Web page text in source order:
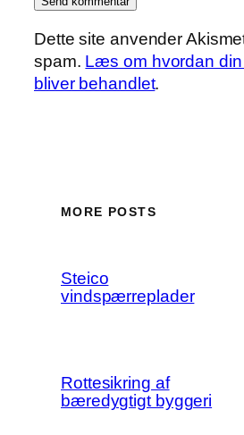
Dette site anvender
spam. Læs om hvordan
bliver behandlet.
MORE POSTS
Steico
vindspærreplader
Rottesikring af
bæredygtigt byggeri